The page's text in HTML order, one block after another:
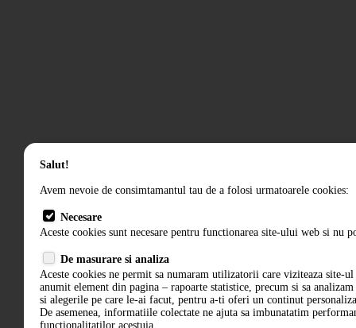
Salut!
Avem nevoie de consimtamantul tau de a folosi urmatoarele cookies:
Necesare
Aceste cookies sunt necesare pentru functionarea site-ului web si nu
De masurare si analiza
Aceste cookies ne permit sa numaram utilizatorii care viziteaza site-ul
anumit element din pagina – rapoarte statistice, precum si sa
si alegerile pe care le-ai facut, pentru a-ti oferi un continut
De asemenea, informatiile colectate ne ajuta sa imbunatatim
functionalitatilor acestuia.